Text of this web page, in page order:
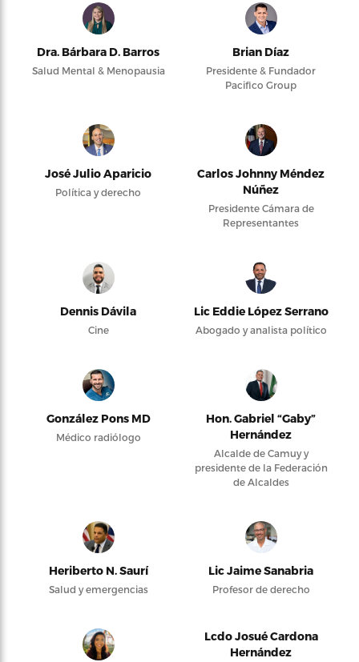
Dra. Bárbara D. Barros
Salud Mental & Menopausia
Brian Díaz
Presidente & Fundador
Pacifico Group
José Julio Aparicio
Política y derecho
Carlos Johnny Méndez
Núñez
Presidente Cámara de
Representantes
Dennis Dávila
Cine
Lic Eddie López Serrano
Abogado y analista político
González Pons MD
Médico radiólogo
Hon. Gabriel “Gaby”
Hernández
Alcalde de Camuy y
presidente de la Federación
de Alcaldes
Heriberto N. Saurí
Salud y emergencias
Lic Jaime Sanabria
Profesor de derecho
Lcdo Josué Cardona
Hernández